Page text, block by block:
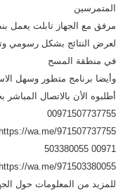
المتمرسين
مرفق مع الجهاز تابلت يعمل
لعرض النتائج بشكل رسومي
في منطقة المسح
وأيضا برنامج متطور وسهل
أطلبوه الأن بالاتصال
00971507737755
https://wa.me/971507737755
00971 503380055
https://wa.me/971503380055
للمزيد من المعلومات حول